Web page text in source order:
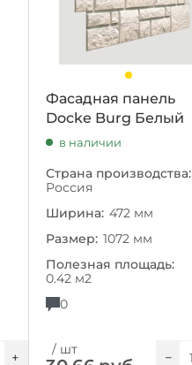
+
Фасадная панель
Docke Burg Белый
в наличии
Страна производства:
Россия
Ширина: 472 мм
Размер: 1072 мм
Полезная площадь:
0.42 м2
0
/ шт −